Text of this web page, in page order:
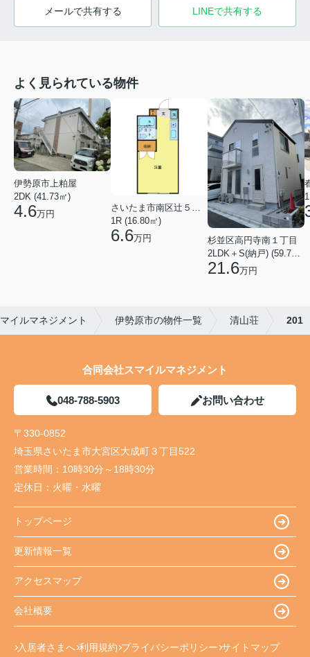
メールで共有する LINEで共有する
よく見られている物件
伊勢原市上粕屋
2DK (41.73㎡)
4.6万円
さいたま市南区辻５丁目
1R (16.80㎡)
6.6万円
杉並区高円寺南１丁目
21.6万円
イルマネジメント 伊勢原市の物件一覧 清山荘 201
合同会社スマイルマネジメント
048-788-5903 お問い合わせ
〒330-0852
埼玉県さいたま市大宮区大成町３丁目522
営業時間： 10時30分～18時30分
定休日： 火曜・水曜
トップページ
更新情報一覧
アクセスマップ
会社概要
入居者さまへ 利用規約 プライバシーポリシー サイトマップ